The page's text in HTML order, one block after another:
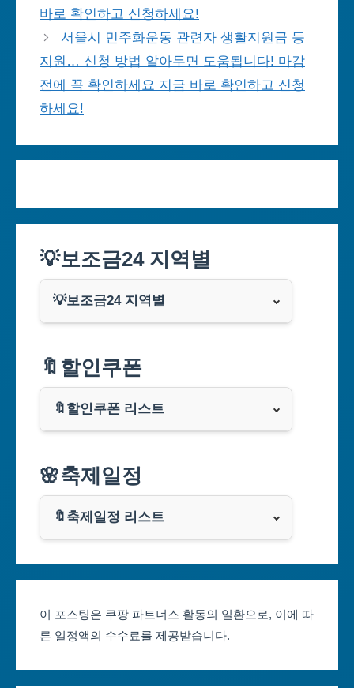
바로 확인하고 신청하세요!
서울시 민주화운동 관련자 생활지원금 등
지원… 신청 방법 알아두면 도움됩니다! 마감
전에 꼭 확인하세요 지금 바로 확인하고 신청
하세요!
💡보조금24 지역별
💡보조금24 지역별
부산광역시
대구광역시
인천광역시
광주광역시
대전광역시
🔖할인쿠폰
🔖할인쿠폰 리스트
쿠팡
클룩
🌸축제일정
🔖축제일정 리스트
대구축제 일정
이 포스팅은 쿠팡 파트너스 활동의 일환으로, 이에 따
른 일정액의 수수료를 제공받습니다.